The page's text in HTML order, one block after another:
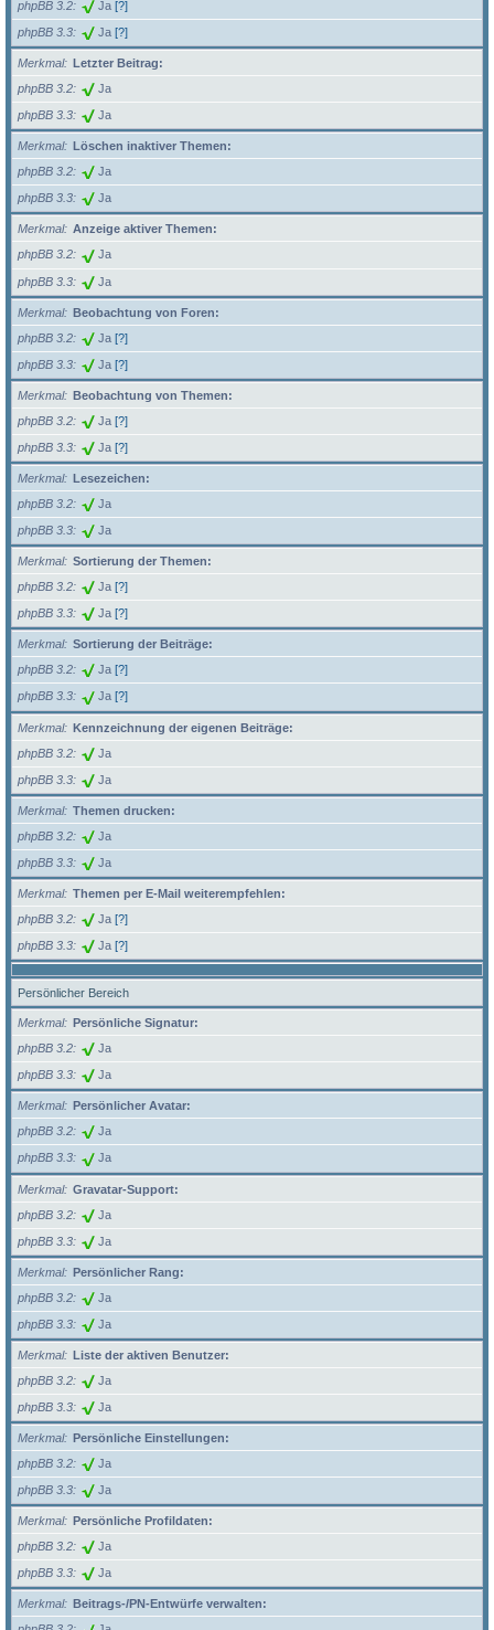
phpBB 3.2
Ja [?]
phpBB 3.3 Ja [?]
Merkmal
Letzter Beitrag:
phpBB 3.2
Ja
phpBB 3.3 Ja
Merkmal
Löschen inaktiver Themen:
phpBB 3.2
Ja
phpBB 3.3 Ja
Merkmal
Anzeige aktiver Themen:
phpBB 3.2
Ja
phpBB 3.3 Ja
Merkmal
Beobachtung von Foren:
phpBB 3.2
Ja [?]
phpBB 3.3 Ja [?]
Merkmal
Beobachtung von Themen:
phpBB 3.2
Ja [?]
phpBB 3.3 Ja [?]
Merkmal
Lesezeichen:
phpBB 3.2
Ja
phpBB 3.3 Ja
Merkmal
Sortierung der Themen:
phpBB 3.2
Ja [?]
phpBB 3.3 Ja [?]
Merkmal
Sortierung der Beiträge:
phpBB 3.2
Ja [?]
phpBB 3.3 Ja [?]
Merkmal
Kennzeichnung der eigenen Beiträge:
phpBB 3.2
Ja
phpBB 3.3 Ja
Merkmal
Themen drucken:
phpBB 3.2
Ja
phpBB 3.3 Ja
Merkmal
Themen per E-Mail weiterempfehlen:
phpBB 3.2
Ja [?]
phpBB 3.3 Ja [?]
Persönlicher Bereich
Merkmal
Persönliche Signatur:
phpBB 3.2
Ja
phpBB 3.3 Ja
Merkmal
Persönlicher Avatar:
phpBB 3.2
Ja
phpBB 3.3 Ja
Merkmal
Gravatar-Support:
phpBB 3.2
Ja
phpBB 3.3 Ja
Merkmal
Persönlicher Rang:
phpBB 3.2
Ja
phpBB 3.3 Ja
Merkmal
Liste der aktiven Benutzer:
phpBB 3.2
Ja
phpBB 3.3 Ja
Merkmal
Persönliche Einstellungen:
phpBB 3.2
Ja
phpBB 3.3 Ja
Merkmal
Persönliche Profildaten:
phpBB 3.2
Ja
phpBB 3.3 Ja
Merkmal
Beitrags-/PN-Entwürfe verwalten: